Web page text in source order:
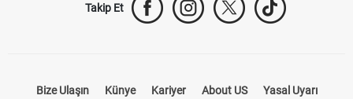
Takip Et
Bize Ulaşın Künye Kariyer About US Yasal Uyarı